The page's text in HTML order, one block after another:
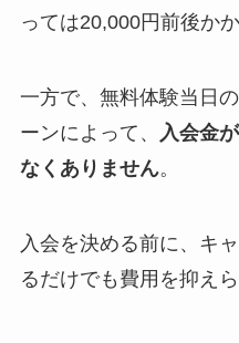
っては20,000円前後か
一方で、無料体験当日
ーンによって、
入会金
なくありません。
入会を決める前に、キ
るだけでも費用を抑え